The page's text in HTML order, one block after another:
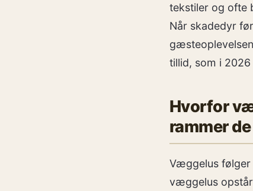
tekstiler og ofte
Når skadedyr
tillid, som i
Hvorfor
rammer
Væggelus følger
væggelus